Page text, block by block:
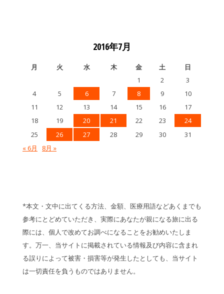
2016年7月
月 火 水 木 金 土
日
1
2
3
4
5 6 7 8 9
10
11
12 13 14 15 16
17
18
19 20 21 22 23
24
25
26 27 28 29 30
31
« 6月
8月 »
*本文・文中に出てくる方法、金額、医療用語などあくまでも
参考にとどめていただき、実際にあなたが親になる旅に出る
際には、個人で改めてお調べになることをお勧めいたしま
す。万一、当サイトに掲載されている情報及び内容に含まれ
る誤りによって被害・損害等が発生したとしても、当サイト
は一切責任を負うものではありません。